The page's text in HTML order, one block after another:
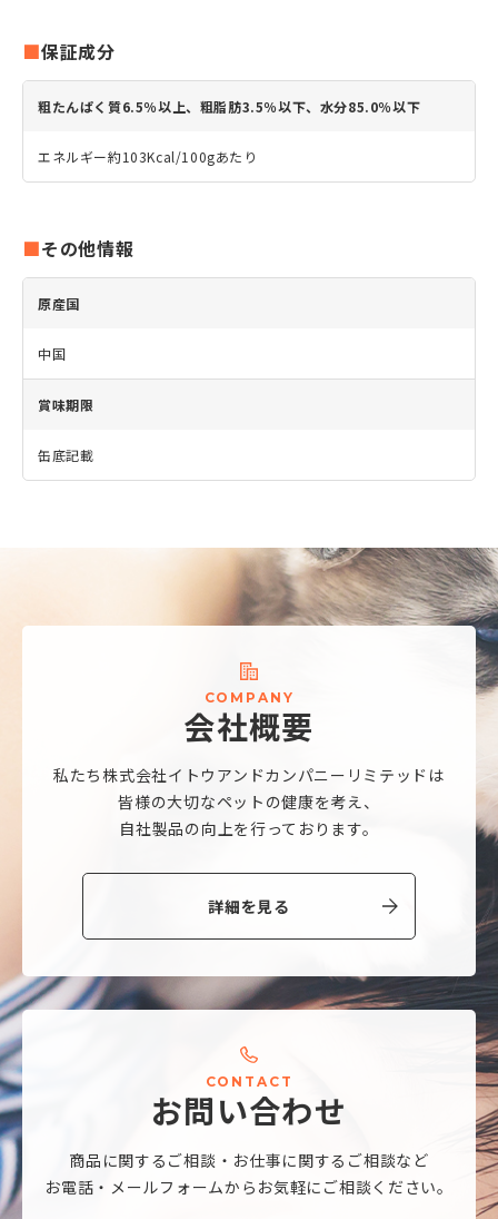
保証成分
粗たんぱく質6.5％以上、粗脂肪3.5％以下、水分85.0％以下
エネルギー約103Kcal/100gあたり
その他情報
原産国
中国
賞味期限
缶底記載
CO M P AN Y
会社概要
私たち株式会社イトウアンドカンパニーリミテッドは
皆様の大切なペットの健康を考え、
自社製品の向上を行っております。
詳細を見る
CO N T AC T
お問い合わせ
商品に関するご相談・ お仕事に関するご相談など
お電話・メールフォームから お気軽にご相談ください。